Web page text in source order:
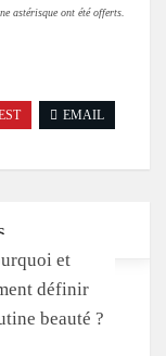
astérisque ont été offerts.
EMAIL
et
définir
beauté ?